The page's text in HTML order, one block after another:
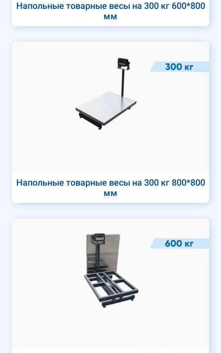
Напольные товарные весы на 300 кг 600*800
мм
Напольные товарные весы на 300 кг 800*800
мм